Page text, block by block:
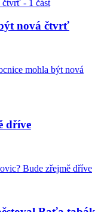
nová čtvrť
mohla být nová
dříve
Bude zřejmě dříve